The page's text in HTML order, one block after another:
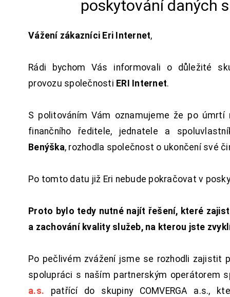
poskytování daných
Vážení zákazníci Eri Internet,
Rádi bychom Vás informovali o důležité
provozu společnosti ERI Internet.
S politováním Vám oznamujeme že po úmrtí
finančního ředitele, jednatele a
Benýška, rozhodla společnost o ukončení své
Po tomto datu již Eri nebude pokračovat v
Proto bylo tedy nutné najít řešení, které
a zachování kvality služeb, na kterou jste
Po pečlivém zvážení jsme se rozhodli zajistit
spolupráci s naším partnerským operátorem
a.s. patřící do skupiny COMVERGA a.s.,